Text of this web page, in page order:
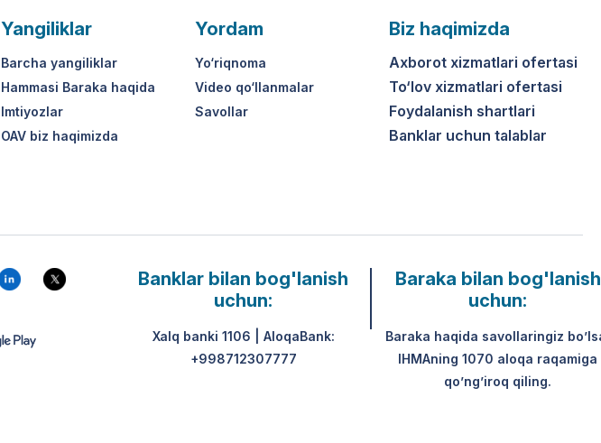
Yangiliklar
Barcha yangiliklar
Hammasi Baraka haqida
Imtiyozlar
OAV biz haqimizda
Yordam
Yo‘riqnoma
Video qo‘llanmalar
Savollar
Biz haqimizda
Axborot xizmatlari ofertasi
To‘lov xizmatlari ofertasi
Foydalanish shartlari
Banklar uchun talablar
Banklar bilan bog'lanish
uchun:
Xalq banki 1106 | AloqaBank:
+998712307777
Baraka bilan bog'lanish
uchun:
Baraka haqida savollaringiz
IHMAning 1070 aloqa raqamiga
qo’ng’iroq qiling.